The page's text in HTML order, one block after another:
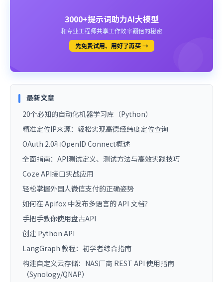
3000+提示词助力AI大模型
和专业工程师共享工作效率翻倍的秘密
先免费试用、用好了再买 →
最新文章
20个必知的自动化机器学习库（Python）
精准定位IP来源：轻松实现高德经纬度定位查询
OAuth 2.0和OpenID Connect概述
全面指南：API测试定义、测试方法与高效实践技巧
Coze API接口实战应用
轻松掌握外国人微信支付的正确姿势
如何在 Apifox 中发布多语言的 API 文档？
手把手教你使用盘古API
创建 Python API
LangGraph 教程：初学者综合指南
构建自定义云存储：NAS厂商 REST API 使用指南
（Synology/QNAP）